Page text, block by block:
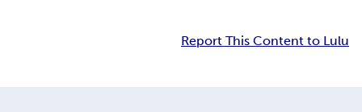
Report This Content to Lulu